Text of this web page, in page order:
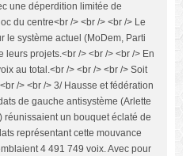
une déperdition limitée de
du centre<br /> <br /> <br /> Le
le système actuel (MoDem, Parti
leurs projets.<br /> <br /> <br /> En
au total.<br /> <br /> <br /> Soit
/> <br /> 3/ Hausse et fédération
de gauche antisystème (Arlette
réunissaient un bouquet éclaté de
représentant cette mouvance
4 491 749 voix. Avec pour